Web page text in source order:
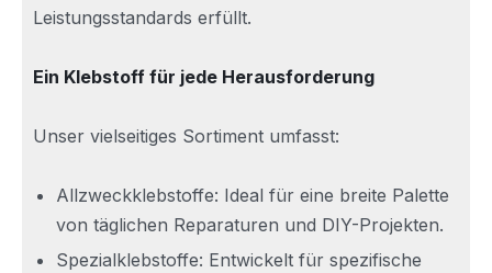
Leistungsstandards erfüllt.
Ein Klebstoff für jede Herausforderung
Unser vielseitiges Sortiment umfasst:
Allzweckklebstoffe: Ideal für eine breite Palette
von täglichen Reparaturen und DIY-Projekten.
Spezialklebstoffe: Entwickelt für spezifische